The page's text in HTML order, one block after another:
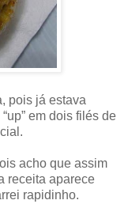
pois já estava
em dois filés de
acho que assim
receita aparece
rapidinho.